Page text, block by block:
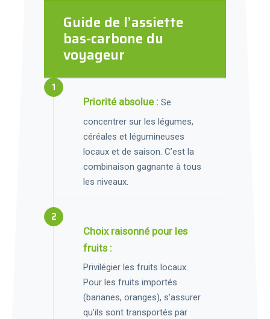
Guide de l’assiette
bas-carbone du
voyageur
Priorité absolue : Se
concentrer sur les légumes,
céréales et légumineuses
locaux et de saison. C’est la
combinaison gagnante à tous
les niveaux.
Choix raisonné pour les
fruits :
Privilégier les fruits locaux.
Pour les fruits importés
(bananes, oranges), s’assurer
qu’ils sont transportés par